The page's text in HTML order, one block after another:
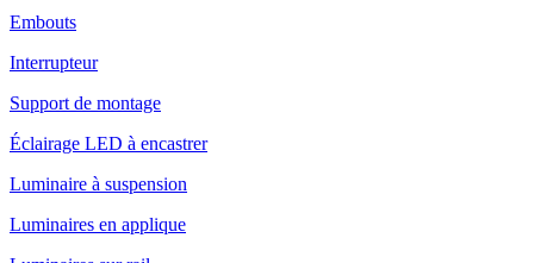
Embouts
Interrupteur
Support de montage
Éclairage LED à encastrer
Luminaire à suspension
Luminaires en applique